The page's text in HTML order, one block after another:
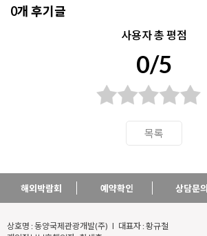
0개 후기글
사용자 총 평점
0/5
목록
해외박람회 예약확인 상담문의
상호명 : 동양국제관광개발(주) l 대표자 : 황규철